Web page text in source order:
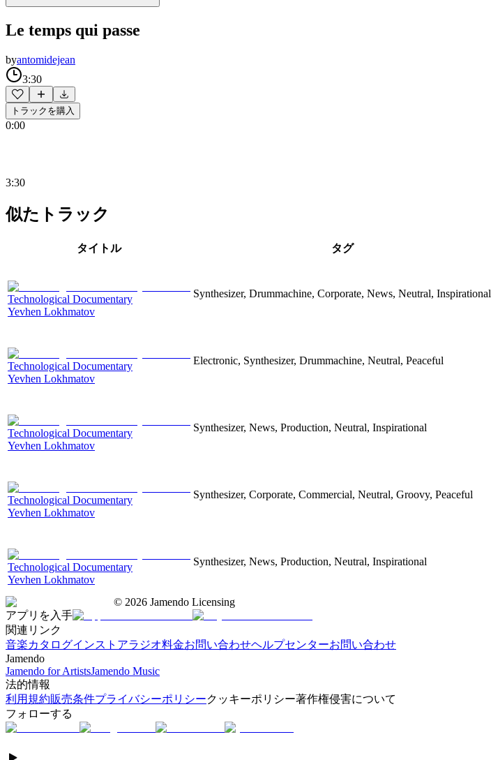
Le temps qui passe
byantomidejean
3:30
トラックを購入
0:00
3:30
似たトラック
タイトル タグ
Technological Documentary
Yevhen Lokhmatov
Synthesizer, Drummachine, Corporate, News, Neutral, Inspirational
Technological Documentary
Yevhen Lokhmatov
Electronic, Synthesizer, Drummachine, Neutral, Peaceful
Technological Documentary
Yevhen Lokhmatov
Synthesizer, News, Production, Neutral, Inspirational
Technological Documentary
Yevhen Lokhmatov
Synthesizer, Corporate, Commercial, Neutral, Groovy, Peaceful
Technological Documentary
Yevhen Lokhmatov
Synthesizer, News, Production, Neutral, Inspirational
© 2026 Jamendo Licensing
アプリを入手
関連リンク
音楽カタログインストアラジオ料金お問い合わせヘルプセンターお問い合わせ
Jamendo
Jamendo for ArtistsJamendo Music
法的情報
利用規約販売条件プライバシーポリシークッキーポリシー著作権侵害について
フォローする